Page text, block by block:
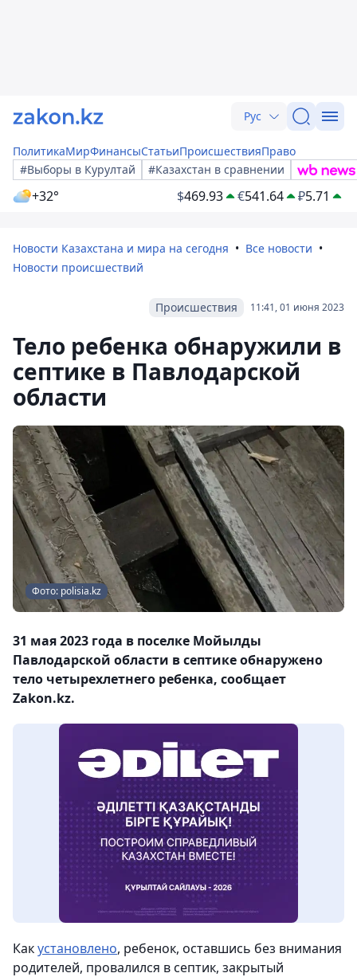
Рус
ПолитикаМирФинансыСтатьиПроисшествияПраво
#Выборы в Курултай
#Казахстан в сравнении
+32° $469.93 €541.64 ₽5.71
Новости Казахстана и мира на сегодня
Все новости
Новости происшествий
11:41, 01 июня 2023
Происшествия
Тело ребенка обнаружили в
септике в Павлодарской
области
Фото: polisia.kz
31 мая 2023 года в поселке Мойылды
Павлодарской области в септике обнаружено
тело четырехлетнего ребенка, сообщает
Zakon.kz.
Какустановлено, ребенок, оставшись без внимания
родителей, провалился в септик, закрытый